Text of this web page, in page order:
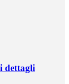
dettagli